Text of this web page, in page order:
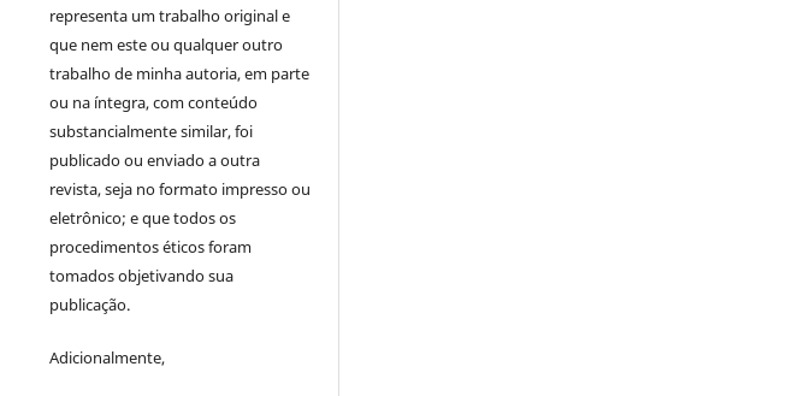
representa um trabalho original e
que nem este ou qualquer outro
trabalho de minha autoria, em parte
ou na íntegra, com conteúdo
substancialmente similar, foi
publicado ou enviado a outra
revista, seja no formato impresso ou
eletrônico; e que todos os
procedimentos éticos foram
tomados objetivando sua
publicação.
Adicionalmente,